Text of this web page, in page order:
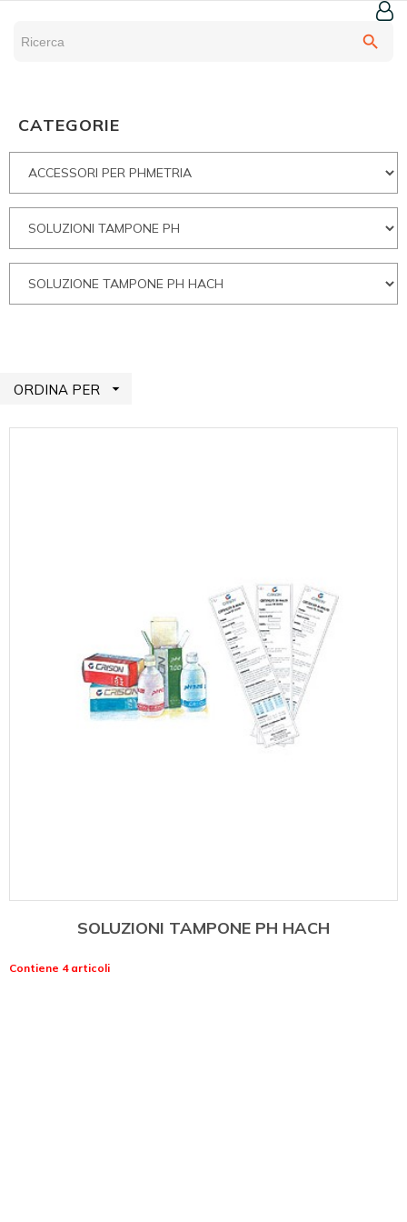
search
CATEGORIE
ORDINA PER 
SOLUZIONI TAMPONE PH HACH
Contiene 4 articoli